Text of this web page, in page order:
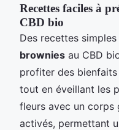
Recettes faciles à
CBD bio
Des recettes
brownies au CBD
profiter des
tout en éveillant les
fleurs avec un corps
activés, permettant